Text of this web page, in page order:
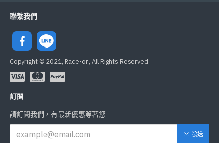
聯繫我們
Copyright © 2021, Race-on, All Rights Reserved
訂閱
請訂閱我們，有最新優惠等著您！
發送